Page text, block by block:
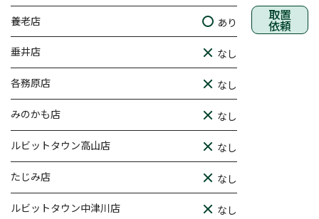
養老店 あり 取置
依頼
垂井店 なし
各務原店 なし
みのかも店 なし
ルビットタウン高山店 なし
たじみ店 なし
ルビットタウン中津川店 なし